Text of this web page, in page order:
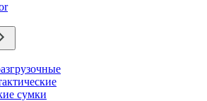
сумки